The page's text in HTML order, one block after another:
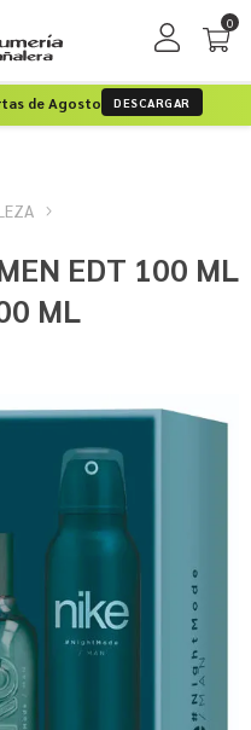
0
de Agosto DESCARGAR
EDT 100 ML
ML